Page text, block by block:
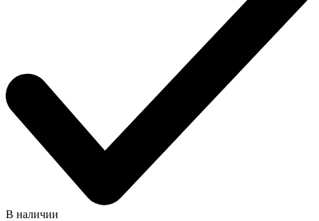
В наличии